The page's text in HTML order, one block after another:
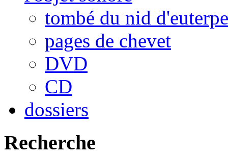
tombé du nid d'euterpe
pages de chevet
DVD
CD
dossiers
Recherche